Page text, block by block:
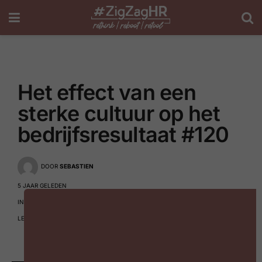
Het effect van een
sterke cultuur op het
bedrijfsresultaat #120
DOOR SEBASTIEN
5 JAAR GELEDEN
IN
LEESTIJD: 2 MINUTEN